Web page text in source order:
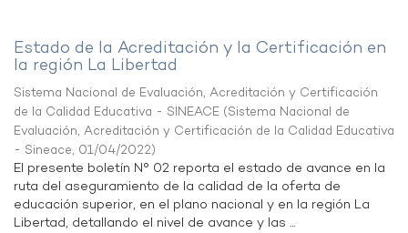
Estado de la Acreditación y la Certificación en
la región La Libertad
Sistema Nacional de Evaluación, Acreditación y Certificación
de la Calidad Educativa - SINEACE (Sistema Nacional de
Evaluación, Acreditación y Certificación de la Calidad Educativa
- Sineace, 01/04/2022)
El presente boletín N° 02 reporta el estado de avance en la
ruta del aseguramiento de la calidad de la oferta de
educación superior, en el plano nacional y en la región La
Libertad, detallando el nivel de avance y las ...